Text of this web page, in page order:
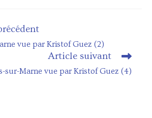
vue par Kristof Guez (2)
Article suivant
sur-Marne vue par Kristof Guez (4)